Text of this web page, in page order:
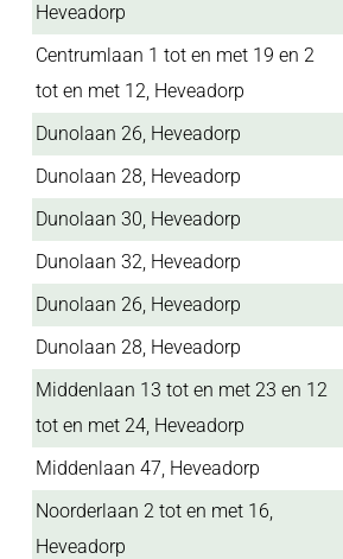
Heveadorp
Centrumlaan 1 tot en met 19 en 2
tot en met 12, Heveadorp
Dunolaan 26, Heveadorp
Dunolaan 28, Heveadorp
Dunolaan 30, Heveadorp
Dunolaan 32, Heveadorp
Dunolaan 26, Heveadorp
Dunolaan 28, Heveadorp
Middenlaan 13 tot en met 23 en 12
tot en met 24, Heveadorp
Middenlaan 47, Heveadorp
Noorderlaan 2 tot en met 16,
Heveadorp